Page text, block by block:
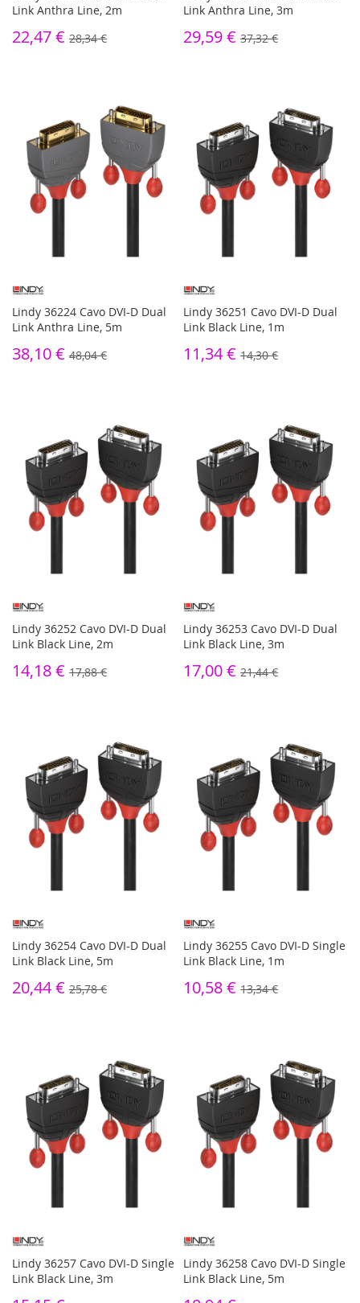
Link Anthra Line, 2m
22,47 € 28,34 €
Link Anthra Line, 3m
29,59 € 37,32 €
Lindy 36224 Cavo DVI-D Dual
Link Anthra Line, 5m
38,10 € 48,04 €
Lindy 36251 Cavo DVI-D Dual
Link Black Line, 1m
11,34 € 14,30 €
Lindy 36252 Cavo DVI-D Dual
Link Black Line, 2m
14,18 € 17,88 €
Lindy 36253 Cavo DVI-D Dual
Link Black Line, 3m
17,00 € 21,44 €
Lindy 36254 Cavo DVI-D Dual
Link Black Line, 5m
20,44 € 25,78 €
Lindy 36255 Cavo DVI-D Single
Link Black Line, 1m
10,58 € 13,34 €
Lindy 36257 Cavo DVI-D Single
Link Black Line, 3m
Lindy 36258 Cavo DVI-D Single
Link Black Line, 5m